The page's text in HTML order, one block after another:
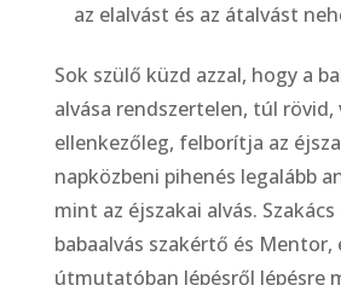
az elalvást és az átalvást
Sok szülő küzd azzal, hogy a
alvása rendszertelen, túl rövid,
ellenkezőleg, felborítja az
napközbeni pihenés legalább
mint az éjszakai alvás. Szakács
babaalvás szakértő és Mentor,
útmutatóban lépésről lépésre